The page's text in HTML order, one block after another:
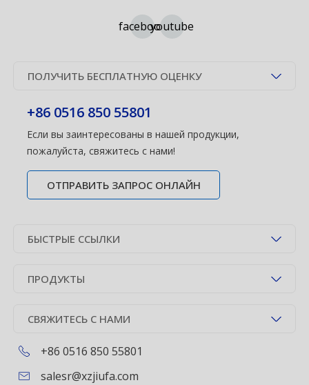
facebookyoutube
ПОЛУЧИТЬ БЕСПЛАТНУЮ ОЦЕНКУ
+86 0516 850 55801
Если вы заинтересованы в нашей продукции,
пожалуйста, свяжитесь с нами!
ОТПРАВИТЬ ЗАПРОС ОНЛАЙН
БЫСТРЫЕ ССЫЛКИ
ПРОДУКТЫ
СВЯЖИТЕСЬ С НАМИ
+86 0516 850 55801
salesr@xzjiufa.com